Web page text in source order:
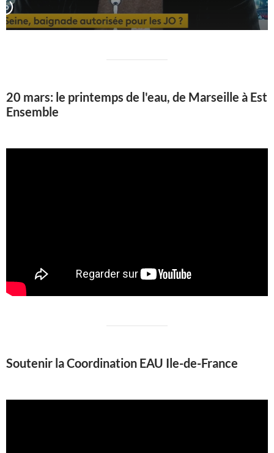
20 mars: le printemps de l'eau, de Marseille à Est
Ensemble
Soutenir la Coordination EAU Ile-de-France